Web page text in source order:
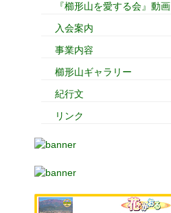
『櫛形山を愛する会』動画
入会案内
事業内容
櫛形山ギャラリー
紀行文
リンク